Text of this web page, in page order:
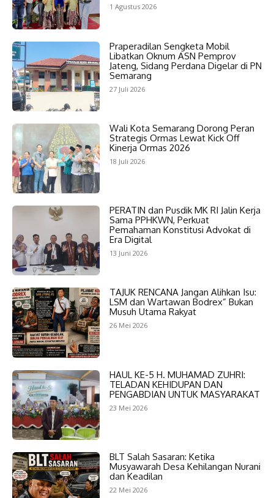
1 Agustus 2026
Praperadilan Sengketa Mobil
Libatkan Oknum ASN Pemprov
Jateng, Sidang Perdana Digelar di PN
Semarang
27 Juli 2026
Wali Kota Semarang Dorong Peran
Strategis Ormas Lewat Kick Off
Kinerja Ormas 2026
18 Juli 2026
PERATIN dan Pusdik MK RI Jalin Kerja
Sama PPHKWN, Perkuat
Pemahaman Konstitusi Advokat di
Era Digital
13 Juni 2026
TAJUK RENCANA Jangan Alihkan Isu:
LSM dan Wartawan Bodrex” Bukan
Musuh Utama Rakyat
26 Mei 2026
HAUL KE-5 H. MUHAMAD ZUHRI:
TELADAN KEHIDUPAN DAN
PENGABDIAN UNTUK MASYARAKAT
23 Mei 2026
BLT Salah Sasaran: Ketika
Musyawarah Desa Kehilangan Nurani
dan Keadilan
22 Mei 2026